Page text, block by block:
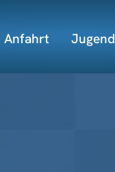
Anfahrt Jugend